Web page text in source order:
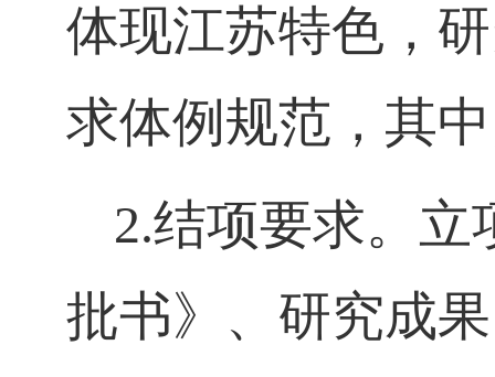
体现江苏特色，
求体例规范，其
2.结项要求。立
批书》、研究成